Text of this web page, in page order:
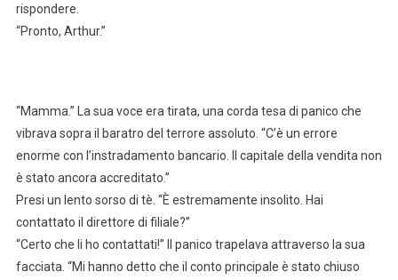
rispondere.
“Pronto, Arthur.”
“Mamma.” La sua voce era tirata, una corda tesa di panico che
vibrava sopra il baratro del terrore assoluto. “C’è un errore
enorme con l’instradamento bancario. Il capitale della vendita non
è stato ancora accreditato.”
Presi un lento sorso di tè. “È estremamente insolito. Hai
contattato il direttore di filiale?”
“Certo che li ho contattati!” Il panico trapelava attraverso la sua
facciata. “Mi hanno detto che il conto principale è stato chiuso